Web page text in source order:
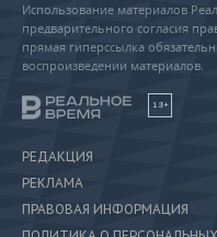
Использование материалов
предварительного согласия
прямая гиперссылка
воспроизведении материалов.
18+
РЕДАКЦИЯ
РЕКЛАМА
ПРАВОВАЯ ИНФОРМАЦИЯ